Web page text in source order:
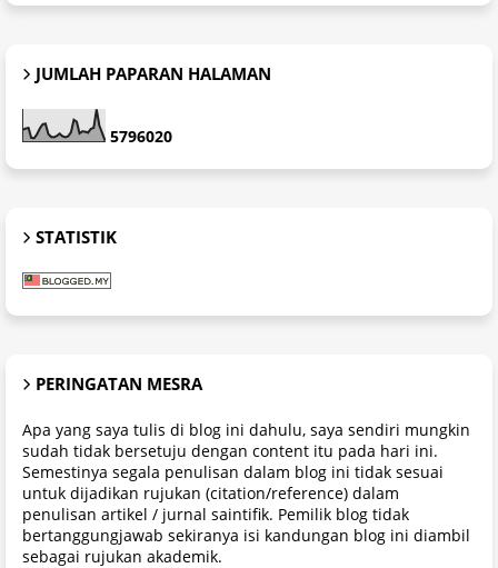
JUMLAH PAPARAN HALAMAN
5796020
STATISTIK
PERINGATAN MESRA
Apa yang saya tulis di blog ini dahulu, saya sendiri mungkin
sudah tidak bersetuju dengan content itu pada hari ini.
Semestinya segala penulisan dalam blog ini tidak sesuai
untuk dijadikan rujukan (citation/reference) dalam
penulisan artikel / jurnal saintifik. Pemilik blog tidak
bertanggungjawab sekiranya isi kandungan blog ini diambil
sebagai rujukan akademik.